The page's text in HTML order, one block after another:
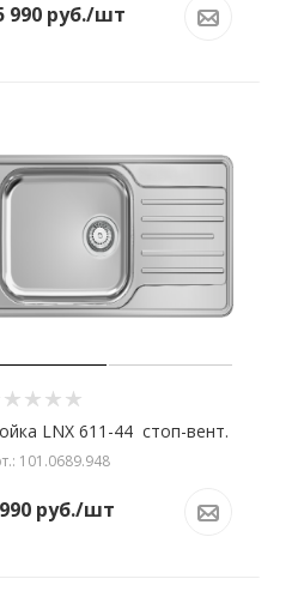
990 руб./шт
LNX 611-44 стоп-вент.
101.0689.948
руб./шт